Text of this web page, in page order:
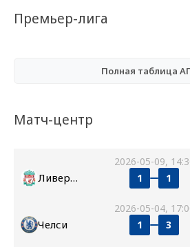
Премьер-лига
Полная таблица
Матч-центр
2026-05-09,
Ливерпуль 1 1
2026-05-04,
Челси 1 3